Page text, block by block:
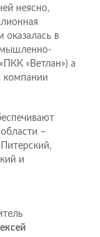
неясно,
оказалась в
«Ветлан») а
компании
–
и